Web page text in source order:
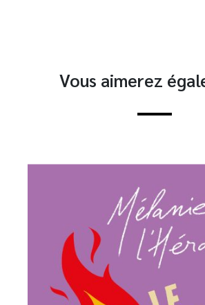
Vous aimerez